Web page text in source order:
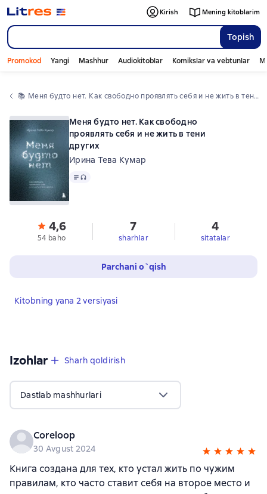
Topish
Kirish Mening kitoblarim
Promokod Yangi Mashhur Audiokitoblar Komikslar va vebtunlar
📚 Меня будто нет. Как свободно проявлять себя и не жить в тени других
Izohlar 7 sharhlar
Sharh qoldirish
Dastlab mashhurlari
Coreloop
30 Avgust 2024
Книга создана для тех, кто устал жить по чужим
правилам, кто часто ставит себя на второе место и
Меня будто нет. Как свободно
проявлять себя и не жить в тени
других
Ирина Тева Кумар
Matn
4,6
54 baho
7
sharhlar
4
sitatalar
Parchani o`qish
Kitobning yana 2 versiyasi